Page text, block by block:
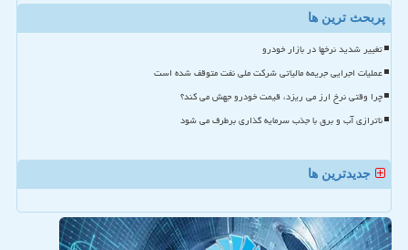
پربحث ترین ها
تغییر شدید نرخها در بازار خودرو
عملیات اجرایی جریمه مالیاتی شرکت ملی نفت متوقف شده است
چرا وقتی نرخ ارز می ریزد، قیمت خودرو جهش می کند؟
ناترازی آب و برق با جذب سرمایه گذاری برطرف می شود
جدیدترین ها